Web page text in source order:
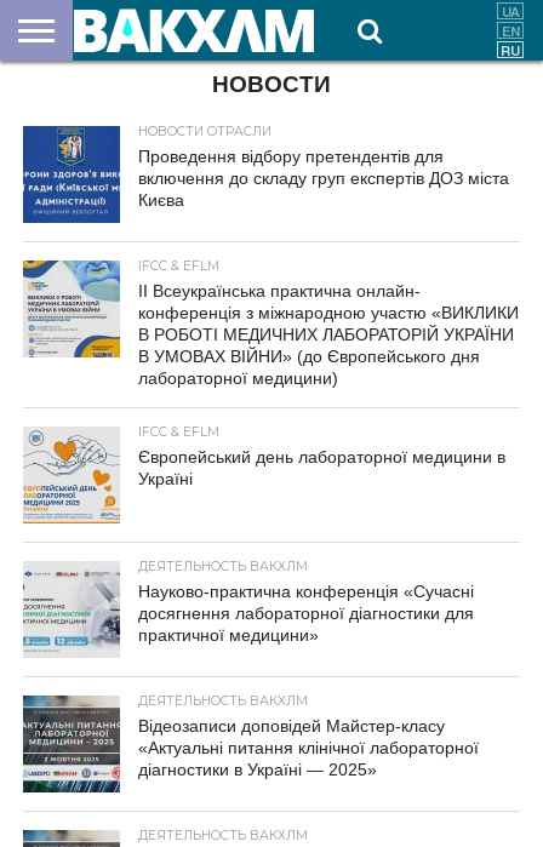
НОВОСТИ
НОВОСТИ ОТРАСЛИ
Проведення відбору претендентів для
включення до складу груп експертів ДОЗ міста
Києва
IFCC & EFLM
ІІ Всеукраїнська практична онлайн-
конференція з міжнародною участю «ВИКЛИКИ
В РОБОТІ МЕДИЧНИХ ЛАБОРАТОРІЙ УКРАЇНИ
В УМОВАХ ВІЙНИ» (до Європейського дня
лабораторної медицини)
IFCC & EFLM
Європейський день лабораторної медицини в
Україні
ДЕЯТЕЛЬНОСТЬ ВАКХЛМ
Науково-практична конференція «Сучасні
досягнення лабораторної діагностики для
практичної медицини»
ДЕЯТЕЛЬНОСТЬ ВАКХЛМ
Відеозаписи доповідей Майстер-класу
«Актуальні питання клінічної лабораторної
діагностики в Україні — 2025»
ДЕЯТЕЛЬНОСТЬ ВАКХЛМ